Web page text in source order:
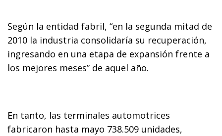
Según la entidad fabril, “en la segunda mitad de
2010 la industria consolidaría su recuperación,
ingresando en una etapa de expansión frente a
los mejores meses” de aquel año.
En tanto, las terminales automotrices
fabricaron hasta mayo 738.509 unidades,